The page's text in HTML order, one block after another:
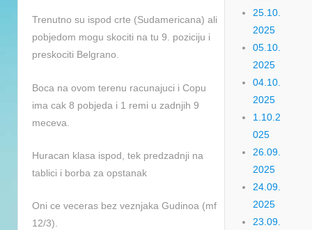
Trenutno su ispod crte (Sudamericana) ali
pobjedom mogu skociti na tu 9. poziciju i
preskociti Belgrano.
Boca na ovom terenu racunajuci i Copu
ima cak 8 pobjeda i 1 remi u zadnjih 9
meceva.
Huracan klasa ispod, tek predzadnji na
tablici i borba za opstanak
Oni ce veceras bez veznjaka Gudinoa (mf
12/3).
25.10.
2025
05.10.
2025
04.10.
2025
1.10.2
025
26.09.
2025
24.09.
2025
23.09.